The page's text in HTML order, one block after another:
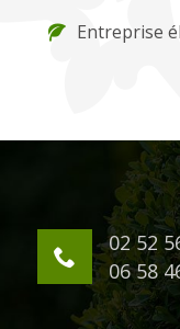
Entreprise
02 52
06 58